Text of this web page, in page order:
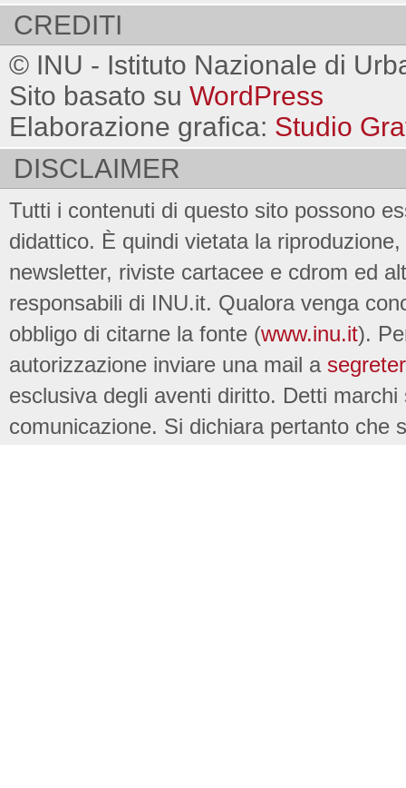
CREDITI
© INU - Istituto Nazionale di
Sito basato su WordPress
Elaborazione grafica: Studio
DISCLAIMER
Tutti i contenuti di questo sito possono
didattico. È quindi vietata la
newsletter, riviste cartacee e cdrom ed
responsabili di INU.it. Qualora venga
obbligo di citarne la fonte (www.inu.it).
autorizzazione inviare una mail a
esclusiva degli aventi diritto. Detti
comunicazione. Si dichiara pertanto che